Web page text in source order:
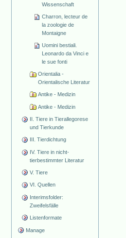
Wissenschaft
Charron, lecteur de
la zoologie de
Montaigne
Uomini bestiali.
Leonardo da Vinci e
le sue fonti
Orientalia -
Orientalische Literatur
Antike - Medizin
Antike - Medizin
II. Tiere in Tierallegorese
und Tierkunde
III. Tierdichtung
IV. Tiere in nicht-
tierbestimmter Literatur
V. Tiere
VI. Quellen
Interimsfolder:
Zweifelsfälle
Listenformate
Manage